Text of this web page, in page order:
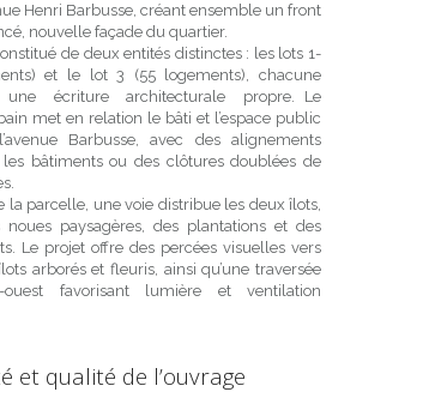
Henri Barbusse, créant ensemble un front
nouvelle façade du quartier.
de deux entités distinctes : les lots 1-
et le lot 3 (55 logements), chacune
une écriture architecturale propre. Le
met en relation le bâti et l’espace public
Barbusse, avec des alignements
bâtiments ou des clôtures doublées de
la parcelle, une voie distribue les deux îlots,
noues paysagères, des plantations et des
Le projet offre des percées visuelles vers
arborés et fleuris, ainsi qu’une traversée
ouest favorisant lumière et ventilation
et qualité de l’ouvrage